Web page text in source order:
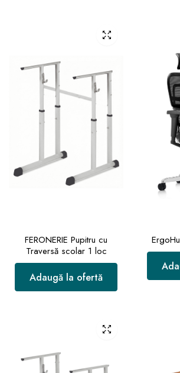
FERONERIE Pupitru cu
Traversă scolar 1 loc
Adaugă la ofertă